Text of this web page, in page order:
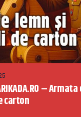
–
carton